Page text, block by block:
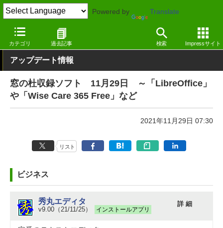
Powered by Translate
カテゴリ 過去記事 検索 Impressサイト
窓の杜 その他の話題 アップデート
アップデート情報
窓の杜収録ソフト 11月29日 ～「LibreOffice」
や「Wise Care 365 Free」など
2021年11月29日 07:30
リスト
ビジネス
秀丸エディタ
v9.00（21/11/25） インストールアプリ
詳 細